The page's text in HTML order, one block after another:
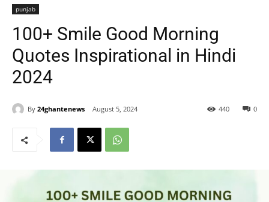
punjab
100+ Smile Good Morning
Quotes Inspirational in Hindi
2024
By 24ghantenews August 5, 2024 0
440